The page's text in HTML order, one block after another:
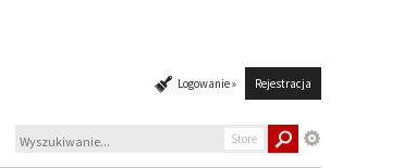
Logowanie » Rejestracja
Store